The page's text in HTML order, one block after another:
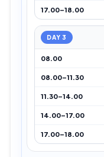
17.00–18.00
DAY 3
08.00
08.00–11.30
11.30–14.00
14.00–17.00
17.00–18.00